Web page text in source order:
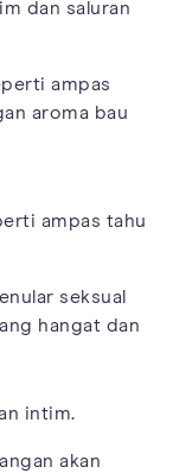
dan saluran
ampas
aroma bau
ampas tahu
seksual
hangat dan
intim.
akan